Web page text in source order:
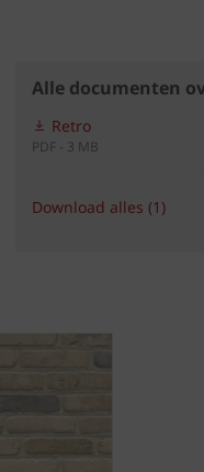
Alle documenten
Retro
PDF - 3 MB
Download alles (1)